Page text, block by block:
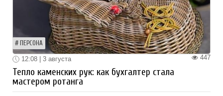
ПЕРСОНА
447
12:08 | 3 августа
Тепло каменских рук: как бухгалтер стала
мастером ротанга